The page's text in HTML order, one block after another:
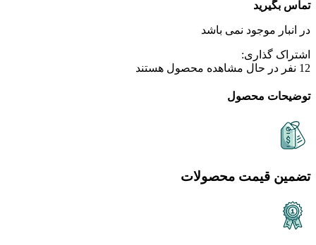
تماس بگیرید
در انبار موجود نمی باشد
اشتراک گذاری:
12 نفر در حال مشاهده محصول هستند
توضیحات محصول
تضمین قیمت محصولات